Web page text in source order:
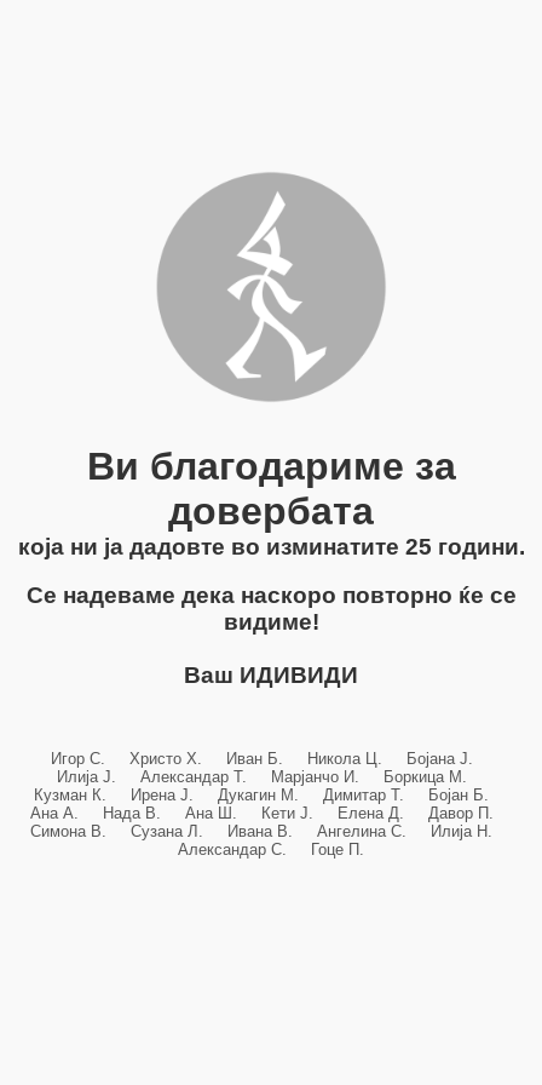
Ви благодариме за
довербата
која ни ја дадовте во изминатите 25 години.
Се надеваме дека наскоро повторно ќе се
видиме!
Ваш ИДИВИДИ
Игор С. Христо Х. Иван Б. Никола Ц. Бојана Ј.
Илија Ј. Александар Т. Марјанчо И. Боркица М.
Кузман К. Ирена Ј. Дукагин М. Димитар Т. Бојан Б.
Ана А. Нада В. Ана Ш. Кети Ј. Елена Д. Давор П.
Симона В. Сузана Л. Ивана В. Ангелина С. Илија Н.
Александар С. Гоце П.